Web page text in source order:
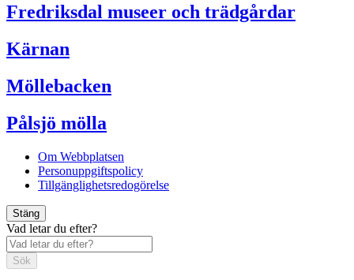
Fredriksdal museer och trädgårdar
Kärnan
Möllebacken
Pålsjö mölla
Om Webbplatsen
Personuppgiftspolicy
Tillgänglighetsredogörelse
Stäng
Vad letar du efter?
Sök